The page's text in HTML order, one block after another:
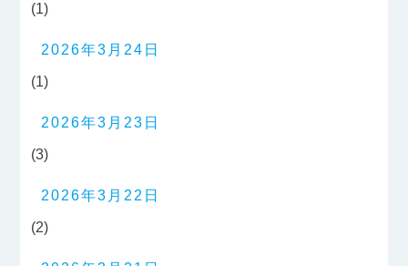
(1)
2026年3月24日
(1)
2026年3月23日
(3)
2026年3月22日
(2)